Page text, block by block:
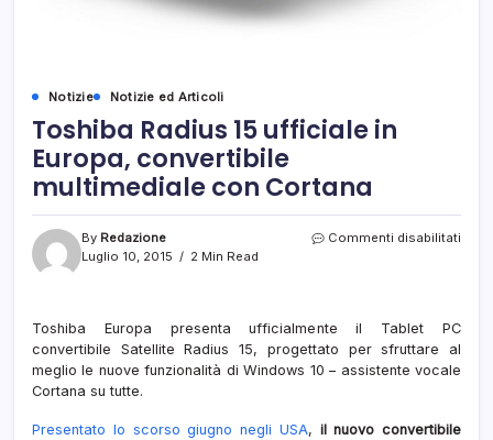
Notizie Notizie ed Articoli
Toshiba Radius 15 ufficiale in
Europa, convertibile
multimediale con Cortana
By Redazione
Luglio 10, 2015
2 Min Read
Commenti disabilitati
in
Toshiba Europa presenta ufficialmente il Tablet PC
convertibile Satellite Radius 15, progettato per sfruttare al
meglio le nuove funzionalità di Windows 10 – assistente vocale
Cortana su tutte.
Presentato lo scorso giugno negli USA, il nuovo convertibile